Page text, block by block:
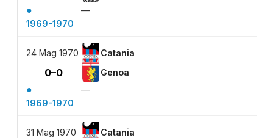
●
—
1969-1970
24 Mag 1970 Catania
0–0 Genoa
●
—
1969-1970
31 Mag 1970 Catania